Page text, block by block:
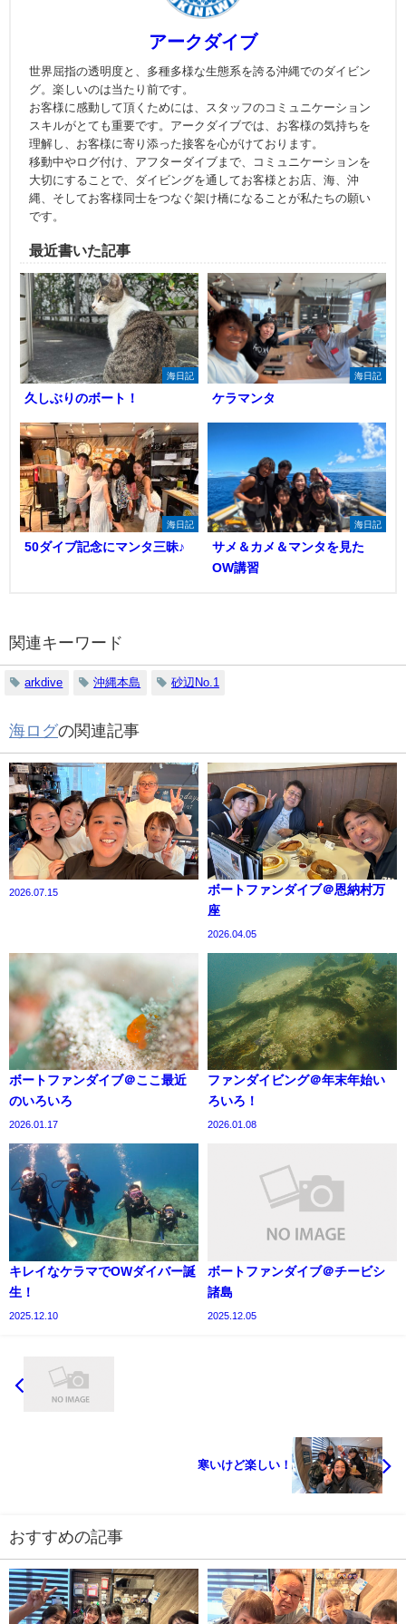
アークダイブ
世界屈指の透明度と、多種多様な生態系を誇る沖縄でのダイビン
グ。楽しいのは当たり前です。
お客様に感動して頂くためには、スタッフのコミュニケーション
スキルがとても重要です。アークダイブでは、お客様の気持ちを
理解し、お客様に寄り添った接客を心がけております。
移動中やログ付け、アフターダイブまで、コミュニケーションを
大切にすることで、ダイビングを通してお客様とお店、海、沖
縄、そしてお客様同士をつなぐ架け橋になることが私たちの願い
です。
最近書いた記事
海日記
久しぶりのボート！
海日記
ケラマンタ
海日記
50ダイブ記念にマンタ三昧♪
海日記
サメ＆カメ＆マンタを見た
OW講習
関連キーワード
arkdive 沖縄本島 砂辺No.1
海ログの関連記事
2026.07.15
ボートファンダイブ＠恩納村万
座
2026.04.05
ボートファンダイブ＠ここ最近
のいろいろ
2026.01.17
ファンダイビング＠年末年始い
ろいろ！
2026.01.08
キレイなケラマでOWダイバー誕
生！
2025.12.10
ボートファンダイブ＠チービシ
諸島
2025.12.05
寒いけど楽しい！
おすすめの記事